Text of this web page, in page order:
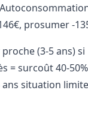
prosumer -
(3-5 ans)
= surcoût 40-
situation